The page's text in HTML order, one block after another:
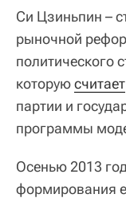
Си Цзиньпин –
рыночной
политического
которуюсчитает
партии и
программы
Осенью 2013
формирования